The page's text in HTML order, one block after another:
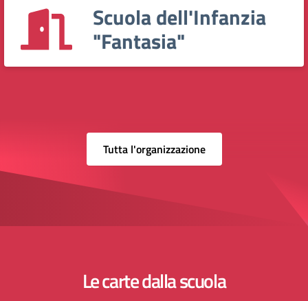
Scuola dell'Infanzia
"Fantasia"
Tutta l'organizzazione
Le carte dalla scuola